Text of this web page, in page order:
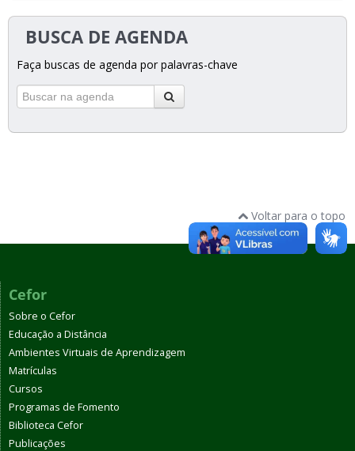
BUSCA DE AGENDA
Faça buscas de agenda por palavras-chave
Voltar para o topo
Cefor
Sobre o Cefor
Educação a Distância
Ambientes Virtuais de Aprendizagem
Matrículas
Cursos
Programas de Fomento
Biblioteca Cefor
Publicações